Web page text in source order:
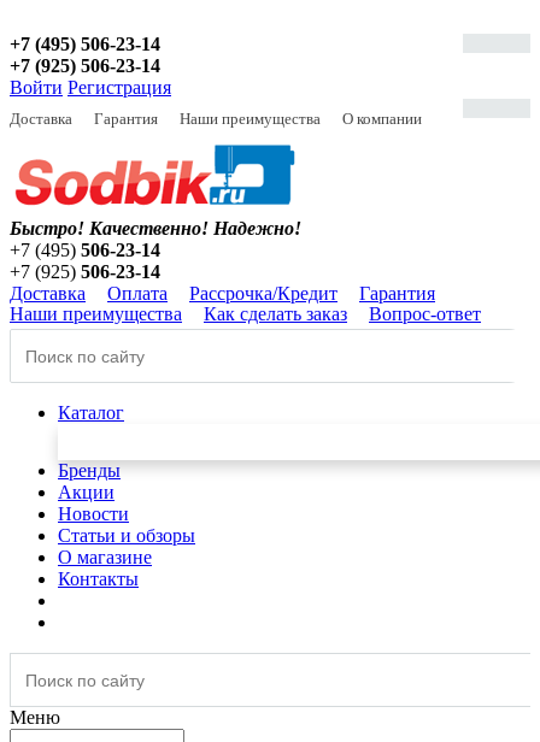
+7 (495) 506-23-14
+7 (925) 506-23-14
Войти Регистрация
Доставка Гарантия Наши преимущества О компании
Быстро! Качественно! Надежно!
+7 (495) 506-23-14
+7 (925) 506-23-14
Доставка
Оплата Рассрочка/Кредит
Гарантия
Наши преимущества
Как сделать заказ Вопрос-ответ
Каталог
Бренды
Акции
Новости
Статьи и обзоры
О магазине
Контакты
Меню